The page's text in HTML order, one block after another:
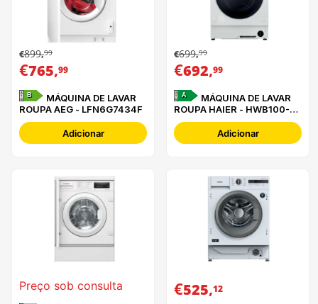
€899,99
€765,99
B
ROUPA AEG - LFN6G7434F
Adicionar
€699,99
€692,99
A
ROUPA HAIER - HWB100-
B14858U-S
Adicionar
Preço sob consulta €525,12